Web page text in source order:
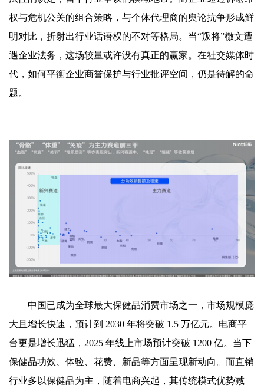
权与危机公关的组合策略，与个体代理商的舆论抗争形成鲜
明对比，折射出行业话语权的不对等格局。当“叛将”檄文遭
遇企业法务，这场较量或许没有真正的赢家。在社交媒体时
代，如何平衡企业商誉保护与行业批评空间，仍是待解的命
题。
中国已成为全球最大保健品消费市场之一，市场规模庞
大且增长快速，预计到 2030 年将突破 1.5 万亿元。电商平
台更是增长迅猛，2025 年线上市场预计突破 1200 亿。当下
保健品功效、体验、花费、新品等方面呈现新动向。而直销
行业多以保健品为主，随着电商兴起，其传统模式优势减